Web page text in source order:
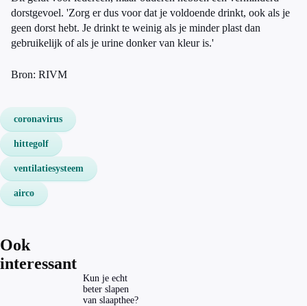
dorstgevoel. 'Zorg er dus voor dat je voldoende drinkt, ook als je
geen dorst hebt. Je drinkt te weinig als je minder plast dan
gebruikelijk of als je urine donker van kleur is.'
Bron: RIVM
coronavirus
hittegolf
ventilatiesysteem
airco
Ook
interessant
Kun je echt
beter slapen
van slaapthee?